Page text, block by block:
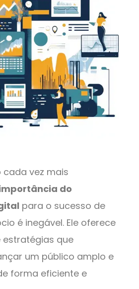
cada vez mais
do
para o sucesso de
é inegável. Ele oferece
que
um público amplo e
forma eficiente e